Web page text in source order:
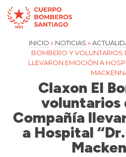
INICIO » NOTICIAS »
BOMBERO Y VOLUNTARIOS
LLEVARON EMOCIÓN A
Claxon El
voluntarios
Compañía
a Hospital